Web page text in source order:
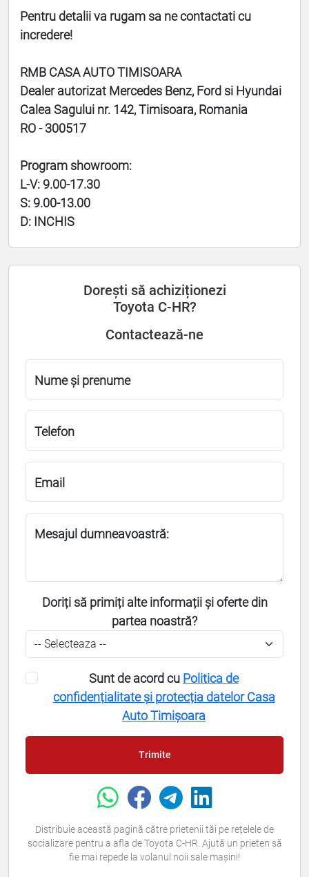
Pentru detalii va rugam sa ne contactati cu
incredere!
RMB CASA AUTO TIMISOARA
Dealer autorizat Mercedes Benz, Ford si Hyundai
Calea Sagului nr. 142, Timisoara, Romania
RO - 300517
Program showroom:
L-V: 9.00-17.30
S: 9.00-13.00
D: INCHIS
Dorești să achiziționezi
Toyota C-HR?
Contactează-ne
Nume și prenume
Telefon
Email
Mesajul dumneavoastră:
Doriți să primiți alte informații și oferte din
partea noastră?
Sunt de acord cu Politica de
confidențialitate și protecția datelor Casa
Auto Timișoara
Trimite
Distribuie această pagină către prietenii tăi pe rețelele de
socializare pentru a afla de Toyota C-HR. Ajută un prieten să
fie mai repede la volanul noii sale mașini!